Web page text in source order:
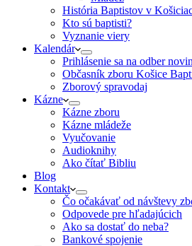
História Baptistov v
Kto sú baptisti?
Vyznanie viery
Kalendár
Prihlásenie sa na odber
Občasník zboru Košice
Zborový spravodaj
Kázne
Kázne zboru
Kázne mládeže
Vyučovanie
Audioknihy
Ako čítať Bibliu
Blog
Kontakt
Čo očakávať od návštevy
Odpovede pre hľadajúcich
Ako sa dostať do neba?
Bankové spojenie